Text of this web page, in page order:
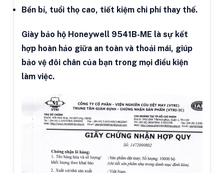
Bền bỉ, tuổi thọ cao, tiết kiệm chi phí thay thế.
Giày bảo hộ Honeywell 9541B-ME là sự kết
hợp hoàn hảo giữa an toàn và thoải mái, giúp
bảo vệ đôi chân của bạn trong mọi điều kiện
làm việc.